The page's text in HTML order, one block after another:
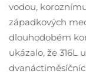
vodou,
západkových
dlouhodobém
ukázalo, že 316L